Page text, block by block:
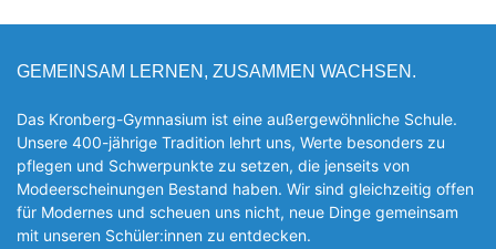
GEMEINSAM LERNEN, ZUSAMMEN WACHSEN.
Das Kronberg-Gymnasium ist eine außergewöhnliche Schule.
Unsere 400-jährige Tradition lehrt uns, Werte besonders zu
pflegen und Schwerpunkte zu setzen, die jen­seits von
Modeerscheinungen Be­stand haben. Wir sind gleichzeitig offen
für Modernes und scheuen uns nicht, neue Dinge gemeinsam
mit unseren Schüler:innen zu entde­cken.